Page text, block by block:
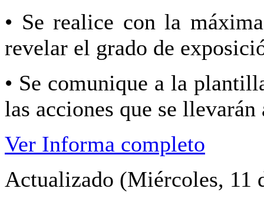
• Se realice con la
revelar el grado de
• Se comunique a la
las acciones que se llevarán
Ver Informa completo
Actualizado (Miércoles, 11